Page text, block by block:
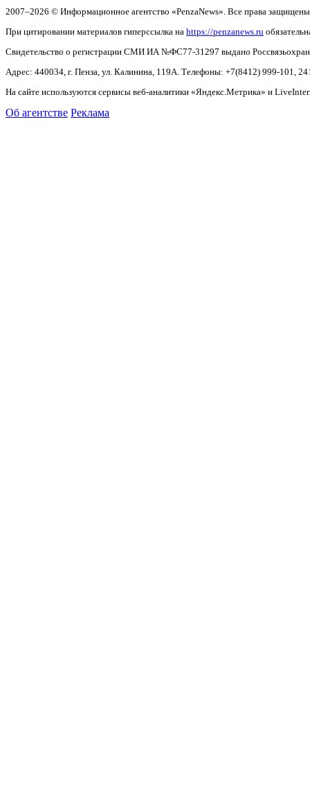
2007–2026 © Информационное агентство «PenzaNews». Все права
При цитировании материалов гиперссылка на https://penzanews.ru
Свидетельство о регистрации СМИ ИА №ФС77-31297 выдано
Адрес: 440034, г. Пенза, ул. Калинина, 119А. Телефоны: +7(8412) 999-101,
На сайте используются сервисы веб-аналитики «Яндекс.Метрика» и
Об агентстве Реклама